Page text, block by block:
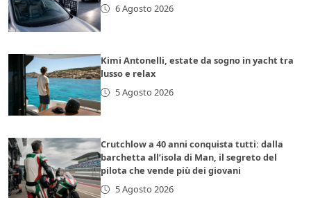
6 Agosto 2026
Kimi Antonelli, estate da sogno in yacht tra
lusso e relax
5 Agosto 2026
Crutchlow a 40 anni conquista tutti: dalla
barchetta all’isola di Man, il segreto del
pilota che vende più dei giovani
5 Agosto 2026